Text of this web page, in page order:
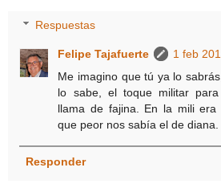
Respuestas
Felipe Tajafuerte
1 feb
Me imagino que tú ya lo
lo sabe, el toque militar
llama de fajina. En la mili
que peor nos sabía el de diana.
Responder